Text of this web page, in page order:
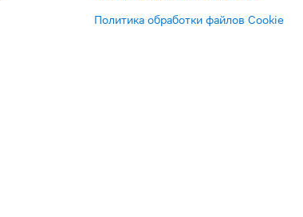
Политика обработки файлов Cookie